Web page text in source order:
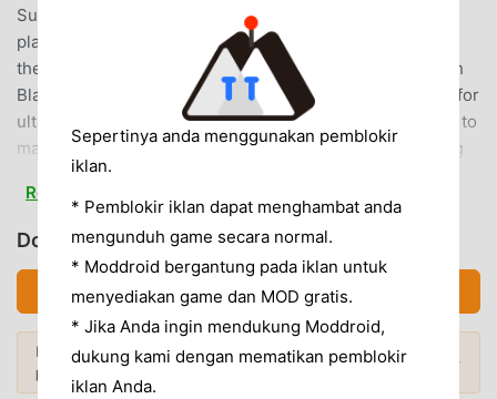
Supporting 17 languages in all tablet devices!💚How to
play💚: Each level has its own mission for you to unlock
the next level Blast 2 -4 identical colored blocks to crush
Blast 5 - 8 blocks to create special blast Blast 9 or more for
ultimate Hello Candy Blast !! Try out your own strategies to
make explosive blast Use free boost items in challenging
modeWelcome to Hello Candy Blast , a world where Hello
Candy and you can enjoy forever! This game supports '한
국어', 'Indonesian', 'Bahasa malay', 'English', '日本語', '中文简
体', '中文繁體', 'Deutsch', 'français', 'Español', 'ไทย', 'Русский',
'Arabic', 'Portuguese(Brazil)', 'Turkish', 'Italian'.This game is
acceptable for purchasing the items partially. When
purchasing the items, the additional costs could be
occurred and limited Consumer Right of Defense
according to the item types.Official Site: http://superbox.kr
Read more
Download Hello Candy Blast (MOD, Auto win)
Download APK (167.83MB)
Ingin lebih banyak? JelajahiMod APK paling
populer
di 2026.
Mod Populer →
Sepertinya anda menggunakan pemblokir
iklan.
* Pemblokir iklan dapat menghambat anda
mengunduh game secara normal.
* Moddroid bergantung pada iklan untuk
menyediakan game dan MOD gratis.
* Jika Anda ingin mendukung Moddroid,
dukung kami dengan mematikan pemblokir
iklan Anda.